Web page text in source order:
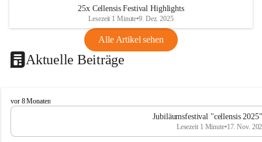
25x Cellensis Festival Highlights
Lesezeit 1 Minute•9. Dez. 2025
Alle Artikel sehen
Aktuelle Beiträge
C
e
l
vor 8 Monaten
Jubiläumsfestival "cellensis
Lesezeit 1 Minute•17. Nov.